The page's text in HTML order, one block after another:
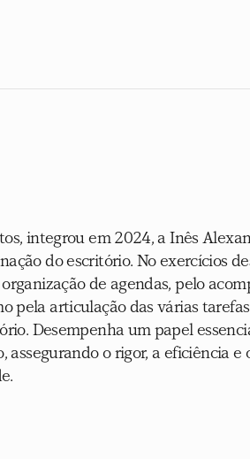
integrou em 2024, a Inês
do escritório. No exercícios
organização de agendas, pelo
pela articulação das várias
Desempenha um papel
assegurando o rigor, a eficiência